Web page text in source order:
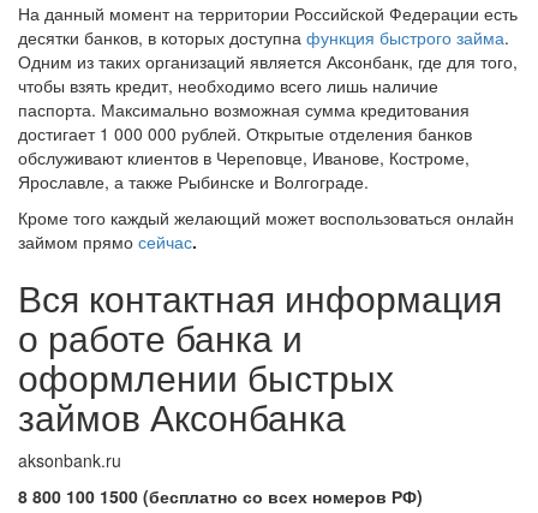
На данный момент на территории Российской Федерации есть
десятки банков, в которых доступна функция быстрого займа.
Одним из таких организаций является Аксонбанк, где для того,
чтобы взять кредит, необходимо всего лишь наличие
паспорта. Максимально возможная сумма кредитования
достигает 1 000 000 рублей. Открытые отделения банков
обслуживают клиентов в Череповце, Иванове, Костроме,
Ярославле, а также Рыбинске и Волгограде.
Кроме того каждый желающий может воспользоваться онлайн
займом прямо сейчас.
Вся контактная информация
о работе банка и
оформлении быстрых
займов Аксонбанка
aksonbank.ru
8 800 100 1500 (бесплатно со всех номеров РФ)